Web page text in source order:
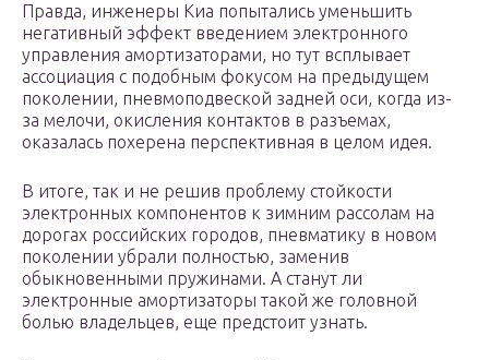
Правда, инженеры Киа попытались уменьшить
негативный эффект введением электронного
управления амортизаторами, но тут всплывает
ассоциация с подобным фокусом на предыдущем
поколении, пневмоподвеской задней оси, когда из-
за мелочи, окисления контактов в разъемах,
оказалась похерена перспективная в целом идея.
В итоге, так и не решив проблему стойкости
электронных компонентов к зимним рассолам на
дорогах российских городов, пневматику в новом
поколении убрали полностью, заменив
обыкновенными пружинами. А станут ли
электронные амортизаторы такой же головной
болью владельцев, еще предстоит узнать.